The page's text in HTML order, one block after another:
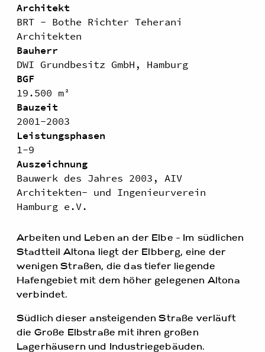
Architekt
BRT - Bothe Richter Teherani
Architekten
Bauherr
DWI Grundbesitz GmbH, Hamburg
BGF
19.500 m²
Bauzeit
2001-2003
Leistungsphasen
1-9
Auszeichnung
Bauwerk des Jahres 2003, AIV
Architekten- und Ingenieurverein
Hamburg e.V.
Arbeiten und Leben an der Elbe - Im südlichen
Stadtteil Altona liegt der Elbberg, eine der
wenigen Straßen, die das tiefer liegende
Hafengebiet mit dem höher gelegenen Altona
verbindet.
Südlich dieser ansteigenden Straße verläuft
die Große Elbstraße mit ihren großen
Lagerhäusern und Industriegebäuden.